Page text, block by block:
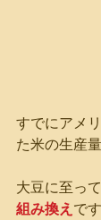
すでにアメ
た米の生産
大豆に至って
組み換え です